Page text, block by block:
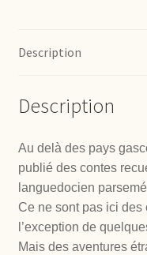
Description
Description
Au delà des pays
publié des contes
languedocien
Ce ne sont pas ici des
l’exception de
Mais des aventures